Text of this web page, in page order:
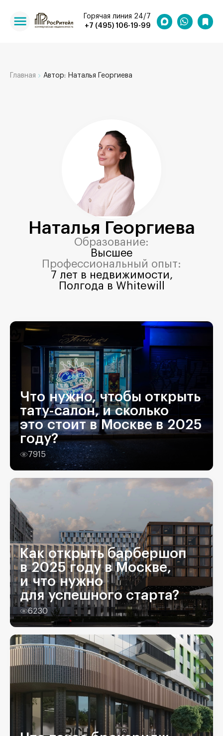
+7 (495) 106-19-99
Горячая линия 24/7
Главная Автор: Наталья Георгиева
Наталья Георгиева
Образование:
Высшее
Профессиональный опыт:
7 лет в недвижимости,
Полгода в Whitewill
Что нужно, чтобы открыть
тату-салон, и сколько
это стоит в Москве в 2025
году?
7915
Как открыть барбершоп
в 2025 году в Москве,
и что нужно
для успешного старта?
6230